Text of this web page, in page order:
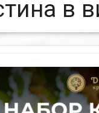
в